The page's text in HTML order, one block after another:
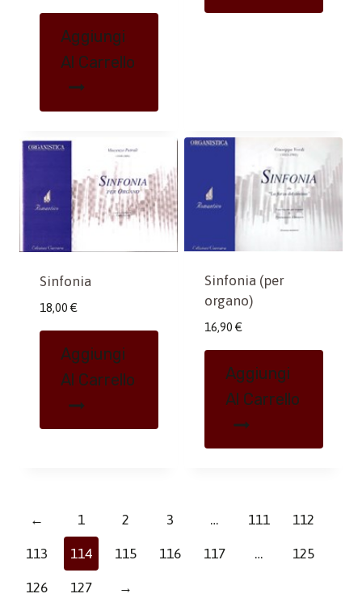
Aggiungi
Al Carrello
Sinfonia
18,00 €
Aggiungi
Al Carrello
Sinfonia (per
organo)
16,90 €
Aggiungi
Al Carrello
← 1 2 3 … 111 112
113 114 115 116 117 … 125
126 127 →